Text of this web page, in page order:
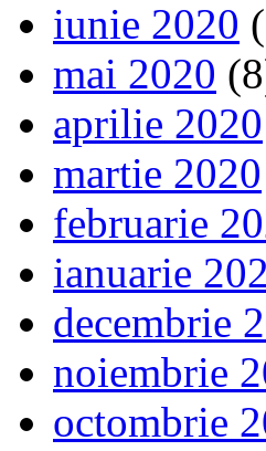
iunie 2020
mai 2020
aprilie 2020
martie 2020
februarie
ianuarie
decembrie
noiembrie
octombrie